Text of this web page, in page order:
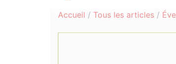
Accueil / Tous les articles /